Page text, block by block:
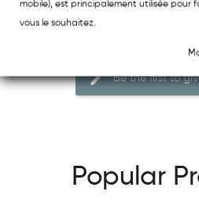
Be the first to
Popular
mobile), est principalement utilisée pour
vous le souhaitez.